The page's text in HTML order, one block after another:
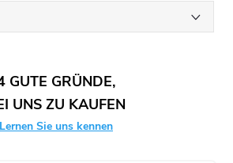
GUTE GRÜNDE,
UNS ZU KAUFEN
Lernen Sie uns kennen